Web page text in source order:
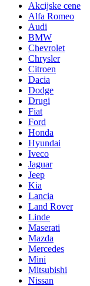
Akcijske cene
Alfa Romeo
Audi
BMW
Chevrolet
Chrysler
Citroen
Dacia
Dodge
Drugi
Fiat
Ford
Honda
Hyundai
Iveco
Jaguar
Jeep
Kia
Lancia
Land Rover
Linde
Maserati
Mazda
Mercedes
Mini
Mitsubishi
Nissan